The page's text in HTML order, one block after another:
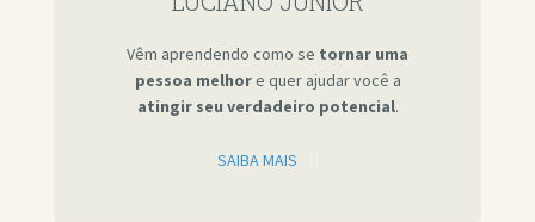
Vêm aprendendo como se tornar uma
pessoa melhore quer ajudar você a
atingir seu verdadeiro potencial.
SAIBA MAIS